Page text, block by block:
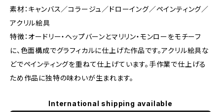
素材：キャンバス／コラージュ／ドローイング／ペインティング／
アクリル絵具
特徴：オードリー・ヘップバーンとマリリン・モンローをモチーフ
に、色面構成でグラフィカルに仕上げた作品です。アクリル絵具な
どでペインティングを重ねて仕上げています。手作業で仕上げる
ため作品に独特の味わいが生まれます。
International shipping available